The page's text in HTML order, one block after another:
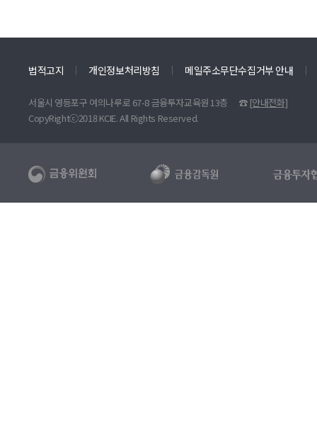
법적고지 개인정보처리방침 메일주소무단수집거부 안내
서울시 영등포구 여의나루로 67-8 금융투자교육원 13층 ☎ [안내전화]
CopyRightⓒ2018 KCIE. All Rights Reserved.